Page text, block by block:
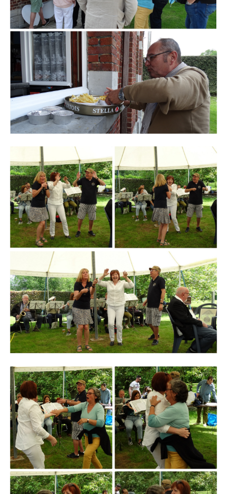
Branding
ARMCHAIR
Branding
ARMCHAIR